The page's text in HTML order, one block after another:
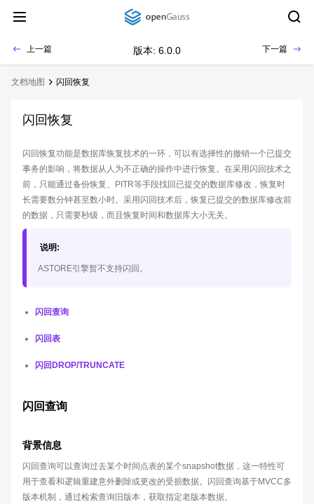
上一篇 版本: 6.0.0 下一篇
文档地图 闪回恢复
闪回恢复
闪回恢复功能是数据库恢复技术的一环，可以有选择性的撤销一个已提交
事务的影响，将数据从人为不正确的操作中进行恢复。在采用闪回技术之
前，只能通过备份恢复、PITR等手段找回已提交的数据库修改，恢复时
长需要数分钟甚至数小时。采用闪回技术后，恢复已提交的数据库修改前
的数据，只需要秒级，而且恢复时间和数据库大小无关。
说明:
ASTORE引擎暂不支持闪回。
闪回查询
闪回表
闪回DROP/TRUNCATE
闪回查询
背景信息
闪回查询可以查询过去某个时间点表的某个snapshot数据，这一特性可
用于查看和逻辑重建意外删除或更改的受损数据。闪回查询基于MVCC多
版本机制，通过检索查询旧版本，获取指定老版本数据。